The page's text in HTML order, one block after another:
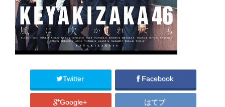
Twitter Facebook
Google+ はてブ